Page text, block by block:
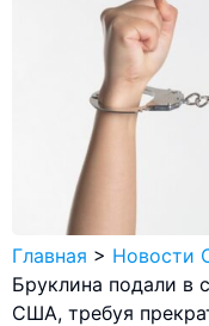
Главная > Новости
Бруклина подали в
США, требуя